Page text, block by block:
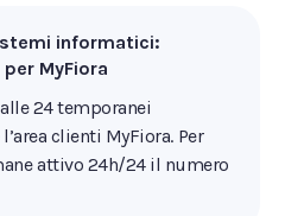
informatici:
MyFiora
24 temporanei
clienti MyFiora. Per
attivo 24h/24 il numero